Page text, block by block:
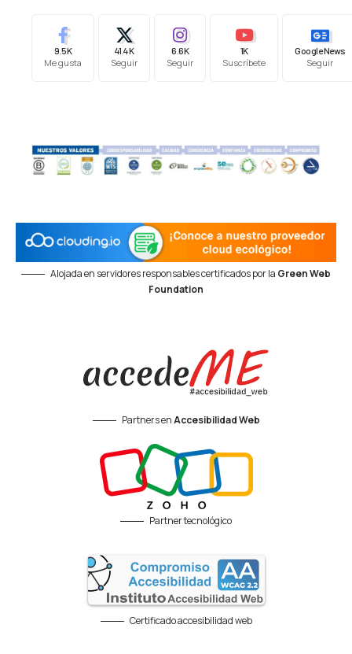
9.5K
Me gusta
41.4K
Seguir
6.6K
Seguir
1K
Suscríbete
Google News
Seguir
Alojada en servidores responsables certificados por la Green Web
Foundation
Partners enAccesibilidad Web
Partner tecnológico
Certificado accesibilidad web